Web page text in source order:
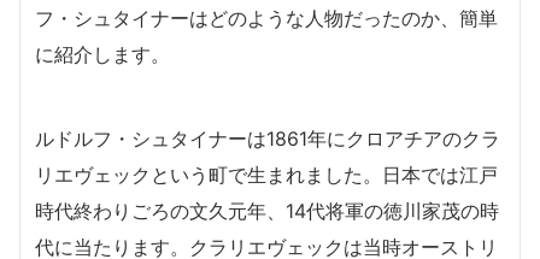
フ・シュタイナーはどのような人物だったのか、簡単
に紹介します。
ルドルフ・シュタイナーは1861年にクロアチアのクラ
リエヴェックという町で生まれました。日本では江戸
時代終わりごろの文久元年、14代将軍の徳川家茂の時
代に当たります。クラリエヴェックは当時オーストリ